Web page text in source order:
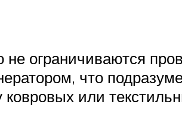
ограничиваются
что
ковровых или